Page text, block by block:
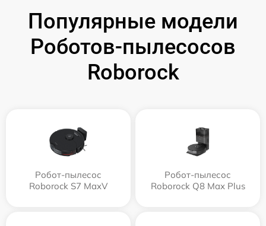
Популярные модели
Роботов-пылесосов
Roborock
Робот-пылесос
Roborock S7 MaxV
Робот-пылесос
Roborock Q8 Max Plus